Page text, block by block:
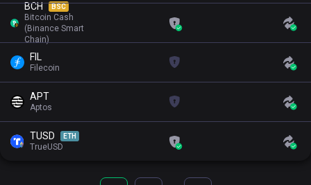
BCH BSC
Bitcoin Cash
(Binance Smart
Chain)
FIL
Filecoin
APT
Aptos
TUSD ETH
TrueUSD